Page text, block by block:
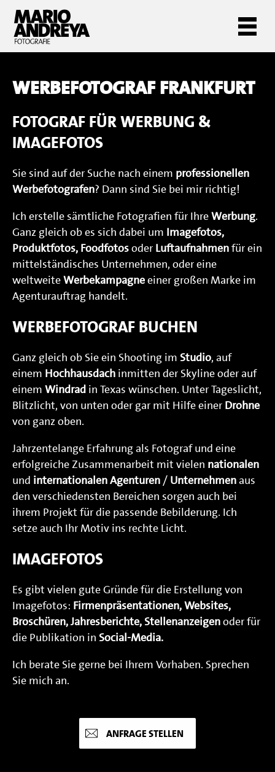
WERBEFOTOGRAF FRANKFURT
FOTOGRAF FÜR WERBUNG &
IMAGEFOTOS
Sie sind auf der Suche nach einem professionellen
Werbefotografen? Dann sind Sie bei mir richtig!
Ich erstelle sämtliche Fotografien für IhreWerbung.
Ganz gleich ob es sich dabei um Imagefotos,
Produktfotos, Foodfotosoder Luftaufnahmenfür ein
mittelständisches Unternehmen, oder eine
weltweiteWerbekampagneeiner großen Marke im
Agenturauftrag handelt.
WERBEFOTOGRAF BUCHEN
Ganz gleich ob Sie ein Shooting im Studio, auf
einem Hochhausdach inmitten der Skyline oder auf
einem Windrad in Texas wünschen. Unter Tageslicht,
Blitzlicht, von unten oder gar mit Hilfe einer Drohne
von ganz oben.
Jahrzentelange Erfahrung als Fotograf und eine
erfolgreiche Zusammenarbeit mit vielen nationalen
und internationalenAgenturen / Unternehmenaus
den verschiedensten Bereichen sorgen auch bei
ihrem Projekt für die passende Bebilderung. Ich
setze auch Ihr Motiv ins rechte Licht.
IMAGEFOTOS
Es gibt vielen gute Gründe für die Erstellung von
Imagefotos: Firmenpräsentationen, Websites,
Broschüren, Jahresberichte, Stellenanzeigenoder für
die Publikation in Social-Media.
Ich berate Sie gerne bei Ihrem Vorhaben. Sprechen
Sie mich an.
ANFRAGE STELLEN